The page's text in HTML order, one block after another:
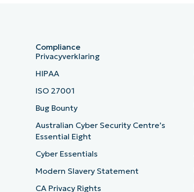
Compliance
Privacyverklaring
HIPAA
ISO 27001
Bug Bounty
Australian Cyber Security Centre’s
Essential Eight
Cyber Essentials
Modern Slavery Statement
CA Privacy Rights